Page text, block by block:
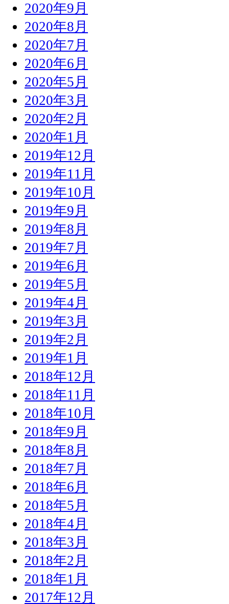
2020年9月
2020年8月
2020年7月
2020年6月
2020年5月
2020年3月
2020年2月
2020年1月
2019年12月
2019年11月
2019年10月
2019年9月
2019年8月
2019年7月
2019年6月
2019年5月
2019年4月
2019年3月
2019年2月
2019年1月
2018年12月
2018年11月
2018年10月
2018年9月
2018年8月
2018年7月
2018年6月
2018年5月
2018年4月
2018年3月
2018年2月
2018年1月
2017年12月